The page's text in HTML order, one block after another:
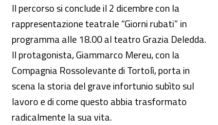
Il percorso si conclude il 2 dicembre con la
rappresentazione teatrale “Giorni rubati” in
programma alle 18.00 al teatro Grazia Deledda.
Il protagonista, Giammarco Mereu, con la
Compagnia Rossolevante di Tortolì, porta in
scena la storia del grave infortunio subìto sul
lavoro e di come questo abbia trasformato
radicalmente la sua vita.